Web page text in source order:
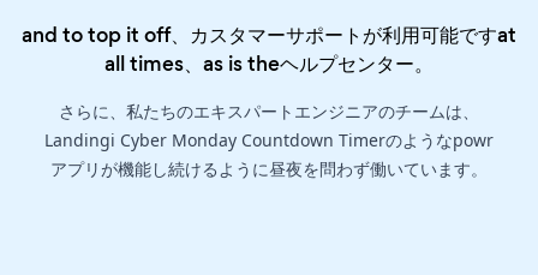
and to top it off、カスタマーサポートが利用可能ですat
all times、as is theヘルプセンター。
さらに、私たちのエキスパートエンジニアのチームは、
Landingi Cyber Monday Countdown Timerのようなpowr
アプリが機能し続けるように昼夜を問わず働いています。